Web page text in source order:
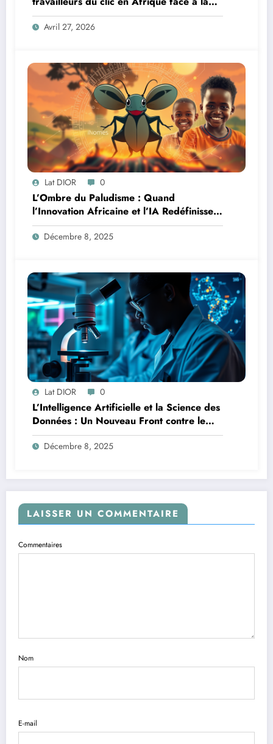
révolution numérique
Avril 27, 2026
Lat DIOR 0
L’Ombre du Paludisme : Quand
l’Innovation Africaine et l’IA Redéfinissent
la Lutte
Décembre 8, 2025
Lat DIOR 0
L’Intelligence Artificielle et la Science des
Données : Un Nouveau Front contre le
Paludisme en Afrique
Décembre 8, 2025
LAISSER UN COMMENTAIRE
Commentaires
Nom
E-mail